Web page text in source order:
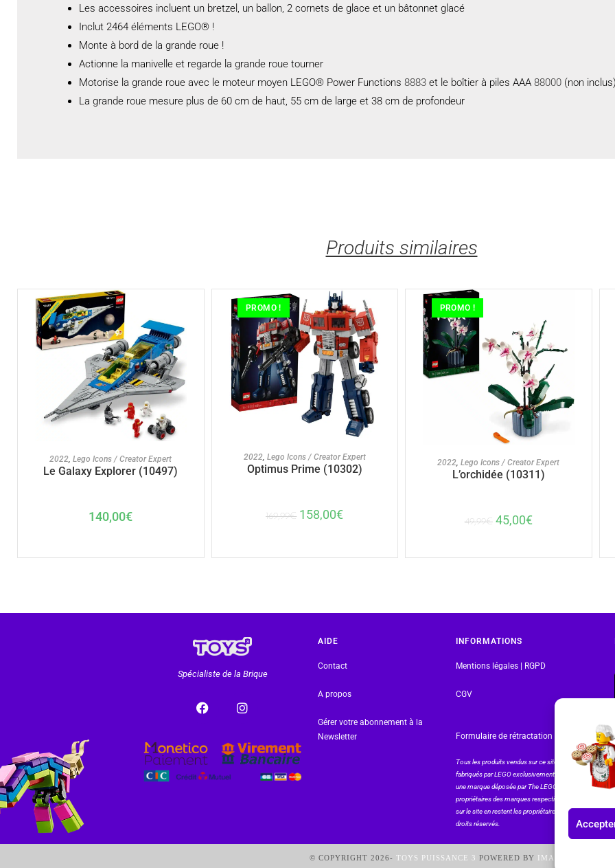
Les accessoires incluent un bretzel, un ballon, 2 cornets de glace et un bâtonnet glacé
Inclut 2464 éléments LEGO® !
Monte à bord de la grande roue !
Actionne la manivelle et regarde la grande roue tourner
Motorise la grande roue avec le moteur moyen LEGO® Power Functions 8883 et le boîtier à piles AAA 88000 (non inclus)
La grande roue mesure plus de 60 cm de haut, 55 cm de large et 38 cm de profondeur
Produits similaires
AJOUTER AU PANIER
2022,Lego Icons / Creator Expert
Le Galaxy Explorer (10497)
140,00€
PROMO !
AJOUTER AU PANIER
2022, Lego Icons / Creator Expert
Optimus Prime (10302)
169,99€ 158,00€
PROMO !
AJOUTER AU PANIER
2022,Lego Icons / Creator Expert
L’orchidée (10311)
49,99€ 45,00€
Spécialiste de la Brique
AIDE
Contact
A propos
Gérer votre abonnement à la
Newsletter
INFORMATIONS
Mentions légales | RGPD
CGV
Formulaire de rétractation
Tous les produits vendus sur ce site sont
fabriqués par LEGO exclusivement. LEGO® est
une marque déposée par The LEGO Group. Les
propriétaires des marques respectives citées
sur le site en restent les propriétaires. Tous
droits réservés.
© COPYRIGHT 2026- TOYS PUISSANCE 3 POWERED BY IMAGINEWEBSITE